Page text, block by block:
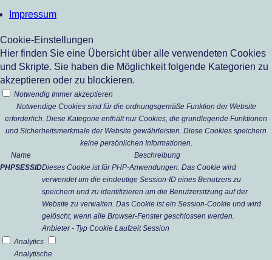
Impressum
Cookie-Einstellungen
Hier finden Sie eine Übersicht über alle verwendeten Cookies
und Skripte. Sie haben die Möglichkeit folgende Kategorien zu
akzeptieren oder zu blockieren.
Notwendig Immer akzeptieren
Notwendige Cookies sind für die ordnungsgemäße Funktion der Website
erforderlich. Diese Kategorie enthält nur Cookies, die grundlegende Funktionen
und Sicherheitsmerkmale der Website gewährleisten. Diese Cookies speichern
keine persönlichen Informationen.
Name
Beschreibung
PHPSESSIDDieses Cookie ist für PHP-Anwendungen. Das Cookie wird
verwendet um die eindeutige Session-ID eines Benutzers zu
speichern und zu identifizieren um die Benutzersitzung auf der
Website zu verwalten. Das Cookie ist ein Session-Cookie und wird
gelöscht, wenn alle Browser-Fenster geschlossen werden.
Anbieter - Typ Cookie Laufzeit Session
Analytics
Analytische